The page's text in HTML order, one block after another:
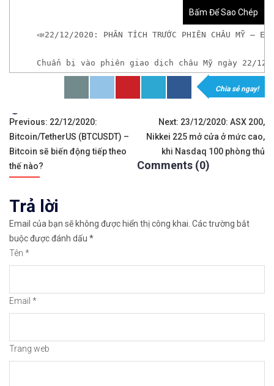
Bấm Để Sao Chép
📣22/12/2020: PHÂN TÍCH TRƯỚC PHIÊN CHÂU MỸ –
Chuẩn bị vào phiên giao dịch châu Mỹ ngày 22/
𝘟𝘦𝘮 𝘤𝘩𝘪 𝘵𝘪ế𝘵: https://chungkhoanforex.com/22-
✨🏆𝐗𝐨á 𝐛ỏ 𝐥𝐨 𝐥ắ𝐧𝐠 𝐤𝐡𝐢 𝐭𝐡𝐚𝐦 𝐠𝐢𝐚 𝐭𝐡ị 𝐭𝐫ườ𝐧𝐠 𝐭à𝐢 𝐜𝐡í𝐧𝐡
✅𝘔ở 𝘵à𝘪 𝘬𝘩𝘰ả𝘯 𝘵𝘳ê𝘯 𝘴à𝘯 𝘌𝘹𝘯𝘦𝘴𝘴 𝘜𝘺 𝘛í𝘯 𝘷à 𝘱𝘩ù
✅𝘔ở 𝘵à𝘪 𝘬𝘩𝘰ả𝘯 𝘵𝘳ê𝘯 𝘴à𝘯 𝘐𝘊𝘔𝘢𝘳𝘬𝘦𝘵𝘴 𝘯ổ𝘪 𝘵𝘪ế𝘯𝘨
✅𝘔ở 𝘵à𝘪 𝘬𝘩𝘰ả𝘯 𝘵𝘳ê𝘯 𝘴à𝘯 𝘉𝘪𝘯𝘢𝘯𝘤𝘦 𝘯ổ𝘪 𝘵𝘪ế𝘯𝘨 𝘯𝘩ấ𝘵
🔗https://chungkhoanforex.com/22-12-2020-
Chia sẻ ngay!
Tags:
Điều
hướng
bài
viết
Previous: 22/12/2020:
Bitcoin/TetherUS (BTCUSDT) –
Bitcoin sẽ biến động tiếp theo
thế nào?
Next: 23/12/2020: ASX 200,
Nikkei 225 mở cửa ở mức cao,
khi Nasdaq 100 phòng thủ
Comments (0)
Trả lời
Email của bạn sẽ không được hiển thị công khai. Các trường bắt
buộc được đánh dấu *
Tên *
Email *
Trang web